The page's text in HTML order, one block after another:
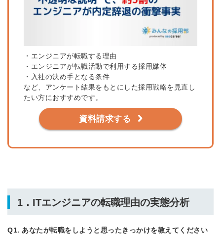
・エンジニアが転職する理由
・エンジニアが転職活動で利用する採用媒体
・入社の決め手となる条件
など、アンケート結果をもとにした採用戦略を見直し
たい方におすすめです。
資料請求する
1．ITエンジニアの転職理由の実態分析
Q1. あなたが転職をしようと思ったきっかけを教えてください